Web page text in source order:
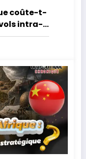
coûte-t-
intra-